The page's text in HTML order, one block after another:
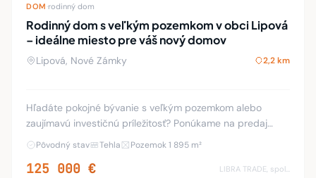
DOM rodinný dom
Rodinný dom s veľkým pozemkom v obci Lipová
– ideálne miesto pre váš nový domov
Lipová, Nové Zámky 2,2 km
Hľadáte pokojné bývanie s veľkým pozemkom alebo
zaujímavú investičnú príležitosť? Ponúkame na predaj
rodinný dom v obľúbenej obci Lipová, situovaný na
slnečnom a rovinatom pozemku s výmerou až 1 895 m
Pôvodný stav Tehla Pozemok 1 895 m²
125 000 € LIBRA TRADE, spol.s.r.o.